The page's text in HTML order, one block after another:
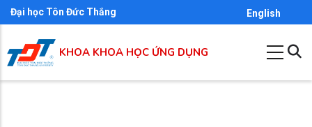
Nhảy
đến
nội
dung
Đại học Tôn Đức Thắng English
KHOA KHOA HỌC ỨNG DỤNG